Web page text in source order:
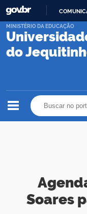
do
MINISTÉRIO DA EDUCAÇÃO
Soares